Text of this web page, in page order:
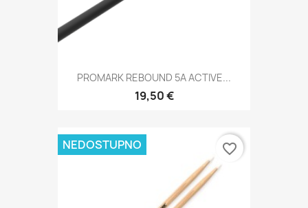
PROMARK REBOUND 5A ACTIVE...
19,50 €
NEDOSTUPNO favorite_border